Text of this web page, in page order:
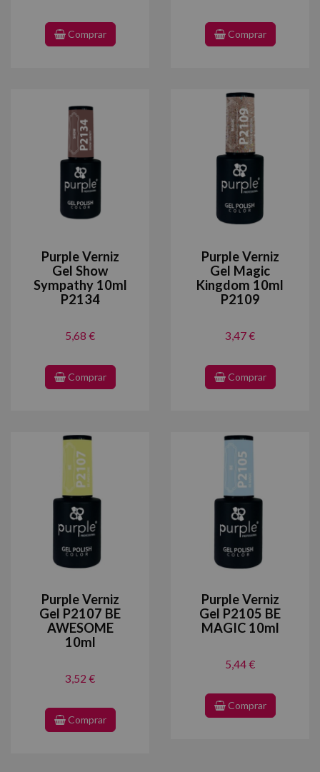
Comprar Comprar
Purple Verniz
Gel Show
Sympathy 10ml
P2134
5,68 €
Comprar
Purple Verniz
Gel Magic
Kingdom 10ml
P2109
3,47 €
Comprar
Purple Verniz
Gel P2107 BE
AWESOME
10ml
3,52 €
Comprar
Purple Verniz
Gel P2105 BE
MAGIC 10ml
5,44 €
Comprar